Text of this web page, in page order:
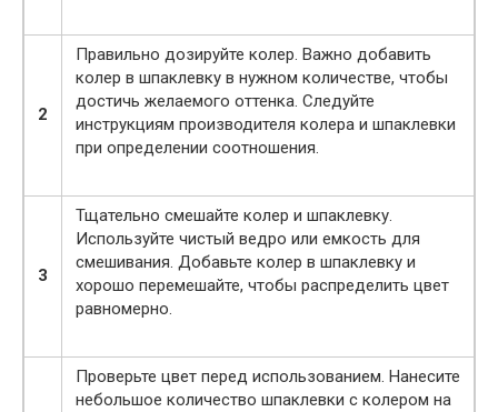
2
Правильно дозируйте колер. Важно добавить
колер в шпаклевку в нужном количестве, чтобы
достичь желаемого оттенка. Следуйте
инструкциям производителя колера и шпаклевки
при определении соотношения.
3
Тщательно смешайте колер и шпаклевку.
Используйте чистый ведро или емкость для
смешивания. Добавьте колер в шпаклевку и
хорошо перемешайте, чтобы распределить цвет
равномерно.
Проверьте цвет перед использованием. Нанесите
небольшое количество шпаклевки с колером на